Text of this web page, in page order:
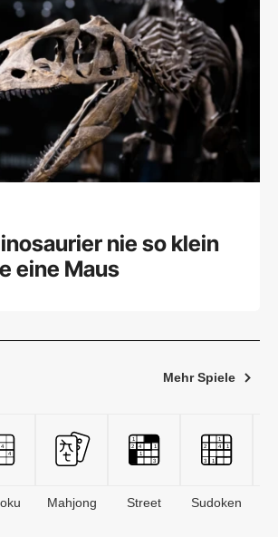
nie so klein
eine Maus
Mehr Spiele
Mahjong Street Sudoken